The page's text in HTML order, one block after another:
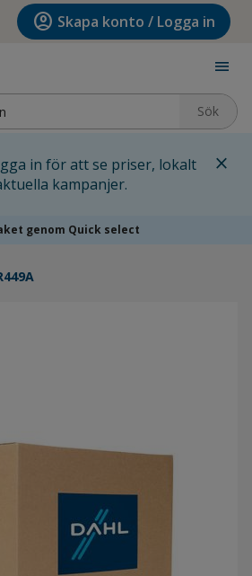
account_circle Skapa konto / Logga in
menu
Sök
in för att se priser, lokalt
kampanjer.
close
genom Quick select